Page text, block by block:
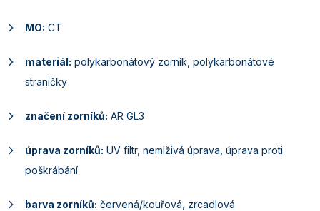
MO: CT
materiál: polykarbonátový zorník, polykarbonátové
straničky
značení zorníků: AR GL3
úprava zorníků: UV filtr, nemlživá úprava, úprava proti
poškrábání
barva zorníků: červená/kouřová, zrcadlová